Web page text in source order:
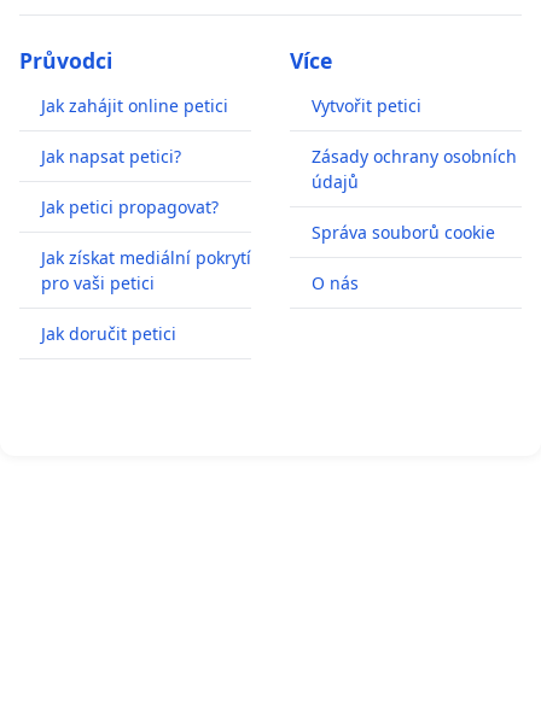
Průvodci
Jak zahájit online petici
Jak napsat petici?
Jak petici propagovat?
Jak získat mediální pokrytí
pro vaši petici
Jak doručit petici
Více
Vytvořit petici
Zásady ochrany osobních
údajů
Správa souborů cookie
O nás